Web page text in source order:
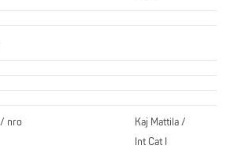
nro
Kaj Mattila /
Int Cat I